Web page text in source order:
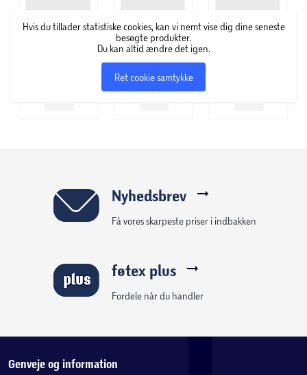
Hvis du tillader statistiske cookies, kan vi nemt vise dig dine seneste
besøgte produkter.
Du kan altid ændre det igen.
Ret cookie samtykke
Nyhedsbrev
Få vores skarpeste priser i indbakken
føtex plus
Fordele når du handler
Genveje og information